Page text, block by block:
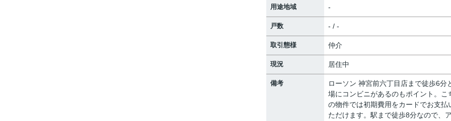
用途地域 -
戸数 - / -
取引態様 仲介
現況 居住中
備考
ローソン 神宮前六丁目店まで徒歩6分
場にコンビニがあるのもポイント。こ
の物件では初期費用をカードでお支払
ただけます。駅まで徒歩8分なので、